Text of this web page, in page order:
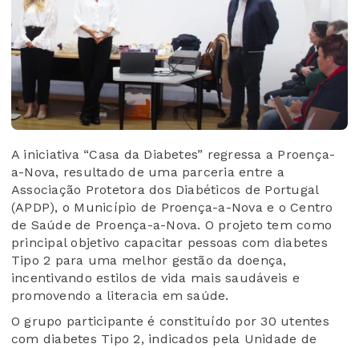
A iniciativa “Casa da Diabetes” regressa a Proença-
a-Nova, resultado de uma parceria entre a
Associação Protetora dos Diabéticos de Portugal
(APDP), o Município de Proença-a-Nova e o Centro
de Saúde de Proença-a-Nova. O projeto tem como
principal objetivo capacitar pessoas com diabetes
Tipo 2 para uma melhor gestão da doença,
incentivando estilos de vida mais saudáveis e
promovendo a literacia em saúde.
O grupo participante é constituído por 30 utentes
com diabetes Tipo 2, indicados pela Unidade de